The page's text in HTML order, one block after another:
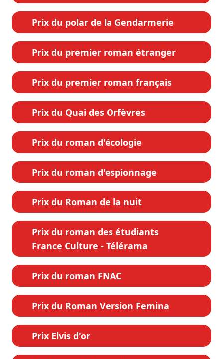
Prix du polar de la Gendarmerie
Prix du premier roman étranger
Prix du premier roman français
Prix du Quai des Orfèvres
Prix du roman d'écologie
Prix du roman d'espionnage
Prix du Roman de la nuit
Prix du roman des étudiants
France Culture - Télérama
Prix du roman FNAC
Prix du Roman Version Femina
Prix Elvis d'or